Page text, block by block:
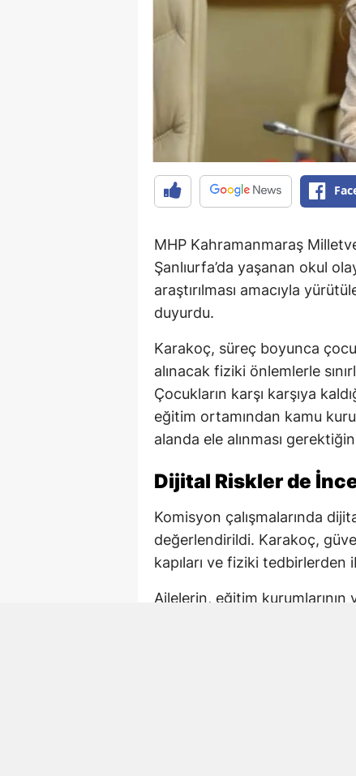
MHP Kahramanmaraş
Şanlıurfa’da yaşanan okul
araştırılması amacıyla
duyurdu.
Karakoç, süreç boyunca
alınacak fiziki önlemlerle
Çocukların karşı karşıya
eğitim ortamından kamu
alanda ele alınması
Dijital Riskler de
Komisyon çalışmalarında
değerlendirildi. Karakoç,
kapıları ve fiziki tedbirlerden
Ailelerin, eğitim kurumlarının